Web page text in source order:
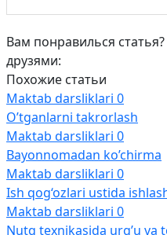
Вам понравилься
друзями:
Похожие статьи
Maktab darsliklari 0
O’tganlarni takrorlash
Maktab darsliklari 0
Bayonnomadan ko’chirma
Maktab darsliklari 0
Ish qog‘ozlari ustida
Maktab darsliklari 0
Nutq texnikasida urg’u va